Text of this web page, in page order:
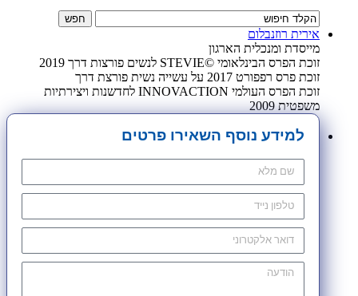
אירית רוזנבלום
מייסדת ומנכלית הארגון
זוכת הפרס הבינלאומי ©STEVIE לנשים פורצות דרך 2019
זוכת פרס רפפורט 2017 על עשייה נשית פורצת דרך
זוכת הפרס העולמי INNOVACTION לחדשנות ויצירתיות
משפטית 2009
למידע נוסף השאירו פרטים